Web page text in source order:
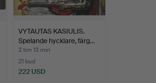
VYTAUTAS KASIULIS.
Spelande hycklare, färg…
2 tim 13 min
21 bud
222 USD